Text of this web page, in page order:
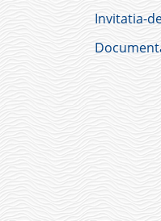
Invitatia-